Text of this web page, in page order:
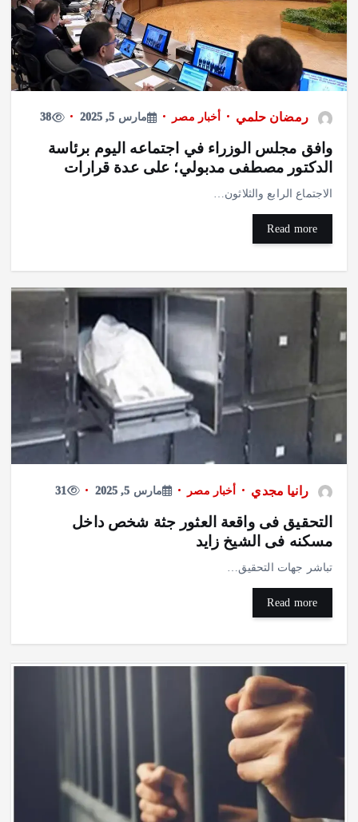
رمضان حلمي أخبار مصر مارس 5, 2025 38
وافق مجلس الوزراء في اجتماعه اليوم برئاسة
الدكتور مصطفى مدبولي؛ على عدة قرارات
الاجتماع الرابع والثلاثون…
Read more
رانيا مجدي أخبار مصر مارس 5, 2025 31
التحقيق فى واقعة العثور جثة شخص داخل
مسكنه فى الشيخ زايد
تباشر جهات التحقيق…
Read more